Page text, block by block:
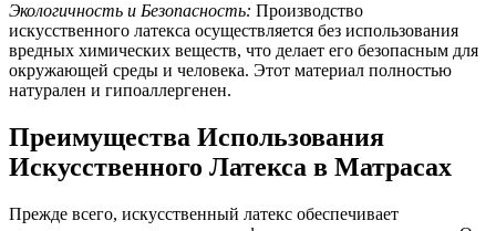
Экологичность и Безопасность: Производство
искусственного латекса осуществляется без использования
вредных химических веществ, что делает его безопасным для
окружающей среды и человека. Этот материал полностью
натурален и гипоаллергенен.
Преимущества Использования
Искусственного Латекса в Матрасах
Прежде всего, искусственный латекс обеспечивает